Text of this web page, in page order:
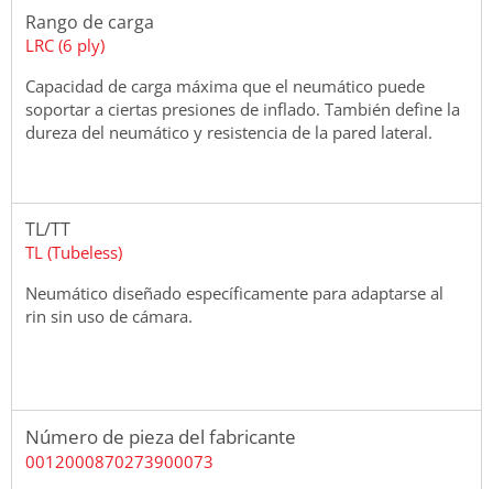
Rango de carga
LRC (6 ply)
Capacidad de carga máxima que el neumático puede
soportar a ciertas presiones de inflado. También define la
dureza del neumático y resistencia de la pared lateral.
TL/TT
TL (Tubeless)
Neumático diseñado específicamente para adaptarse al
rin sin uso de cámara.
Número de pieza del fabricante
0012000870273900073